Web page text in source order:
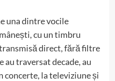
una dintre vocile
cu un timbru
direct, fără filtre
traversat decade, au
concerte, la televiziune și